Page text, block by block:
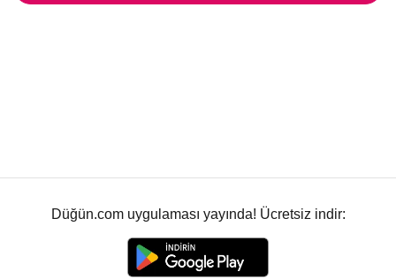
Düğün.com uygulaması yayında! Ücretsiz indir: